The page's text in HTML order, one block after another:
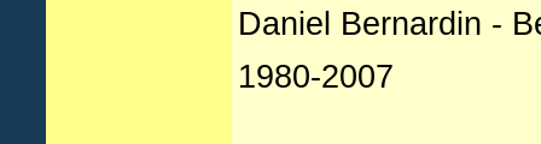
Daniel Bernardin -
1980-2007